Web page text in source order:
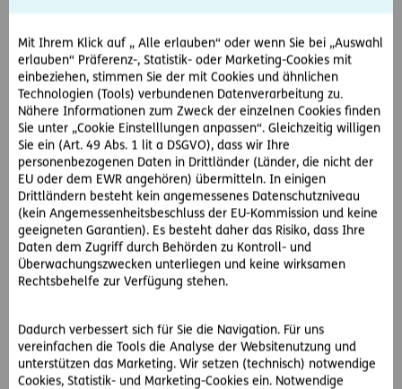
Mit Ihrem Klick auf „ Alle erlauben“ oder wenn Sie bei „Auswahl
erlauben“ Präferenz-, Statistik- oder Marketing-Cookies mit
einbeziehen, stimmen Sie der mit Cookies und ähnlichen
Technologien (Tools) verbundenen Datenverarbeitung zu.
Nähere Informationen zum Zweck der einzelnen Cookies finden
Sie unter „Cookie Einstelllungen anpassen“. Gleichzeitig willigen
Sie ein (Art. 49 Abs. 1 lit a DSGVO), dass wir Ihre
personenbezogenen Daten in Drittländer (Länder, die nicht der
EU oder dem EWR angehören) übermitteln. In einigen
Drittländern besteht kein angemessenes Datenschutzniveau
(kein Angemessenheitsbeschluss der EU-Kommission und keine
geeigneten Garantien). Es besteht daher das Risiko, dass Ihre
Daten dem Zugriff durch Behörden zu Kontroll- und
Überwachungszwecken unterliegen und keine wirksamen
Rechtsbehelfe zur Verfügung stehen.
Dadurch verbessert sich für Sie die Navigation. Für uns
vereinfachen die Tools die Analyse der Websitenutzung und
unterstützen das Marketing. Wir setzen (technisch) notwendige
Cookies, Statistik- und Marketing-Cookies ein. Notwendige
des Fluges rechtzeitig…
2016-09-27
Sturz am Frühstücksbuffet? Haftung des